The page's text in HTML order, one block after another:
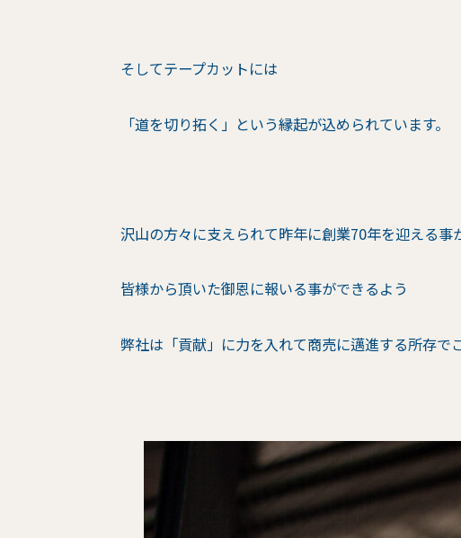
そしてテープカットには
「道を切り拓く」という縁起が込められています。
沢山の方々に支えられて昨年に創業70年を迎える事
皆様から頂いた御恩に報いる事ができるよう
弊社は「貢献」に力を入れて商売に邁進する所存で